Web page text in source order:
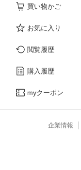
買い物かご
お気に入り
閲覧履歴
購入履歴
myクーポン
企業情報